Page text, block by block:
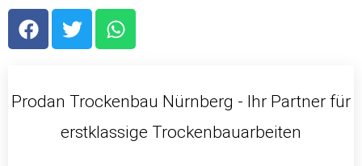
F
a
b
T
w
t
r
W
h
s
p
Prodan Trockenbau Nürnberg - Ihr Partner für
erstklassige Trockenbauarbeiten